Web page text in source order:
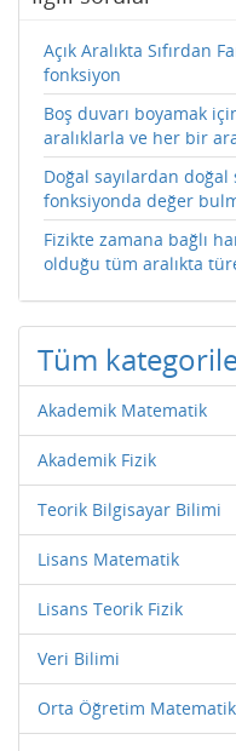
Açık Aralıkta Sıfırdan
fonksiyon
Boş duvarı boyamak
aralıklarla ve her bir
Doğal sayılardan doğal
fonksiyonda değer
Fizikte zamana bağlı
olduğu tüm aralıkta
Tüm
Akademik Matematik
Akademik Fizik
Teorik Bilgisayar Bilimi
Lisans Matematik
Lisans Teorik Fizik
Veri Bilimi
Orta Öğretim Matematik